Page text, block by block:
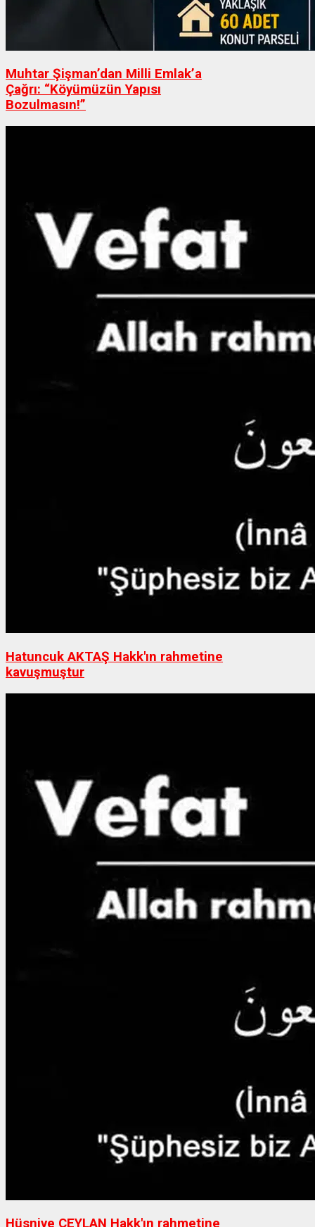
Muhtar Şişman’dan Milli Emlak’a
Çağrı: “Köyümüzün Yapısı
Bozulmasın!”
Hatuncuk AKTAŞ Hakk'ın rahmetine
kavuşmuştur
Hüsniye CEYLAN Hakk'ın rahmetine